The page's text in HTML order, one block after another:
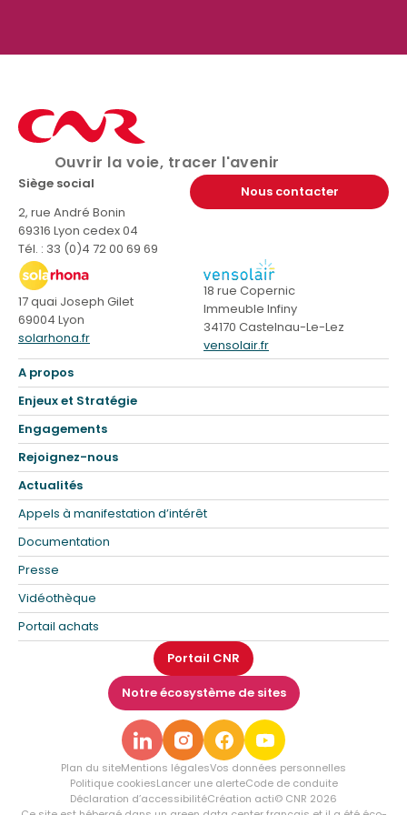
Ouvrir la voie, tracer l'avenir
Siège social
2, rue André Bonin
69316 Lyon cedex 04
Tél. : 33 (0)4 72 00 69 69
Nous contacter
17 quai Joseph Gilet
69004 Lyon
solarhona.fr
18 rue Copernic
Immeuble Infiny
34170 Castelnau-Le-Lez
vensolair.fr
A propos
Enjeux et Stratégie
Engagements
Rejoignez-nous
Actualités
Appels à manifestation d’intérêt
Documentation
Presse
Vidéothèque
Portail achats
Portail CNR
Notre écosystème de sites
Plan du siteMentions légalesVos données personnelles
Politique cookiesLancer une alerteCode de conduite
Déclaration d’accessibilitéCréation acti© CNR 2026